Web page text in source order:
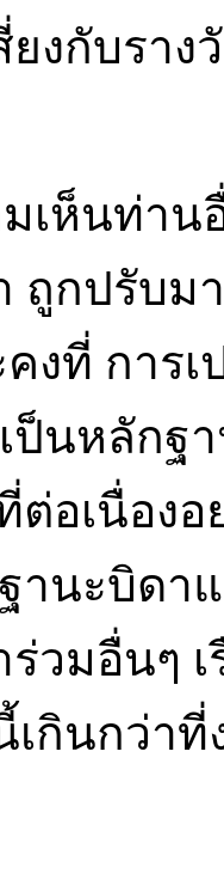
ยงกับรา
เห็นท่าน
ถูกปรับ
งที่ การ
ป็นหลักฐ
อเนื่องอ
านะบิด
วมอื่นๆ
เกินกว่